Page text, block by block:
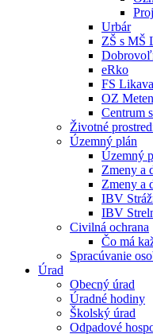
Urbár
ZŠ s MŠ
eRko
FS Likava
OZ
Centrum
Životné
Územný plán
Územný
Zmeny a
Zmeny a
IBV
IBV
Civilná ochrana
Čo má
Spracúvanie
Úrad
Obecný úrad
Úradné hodiny
Školský úrad
Odpadové